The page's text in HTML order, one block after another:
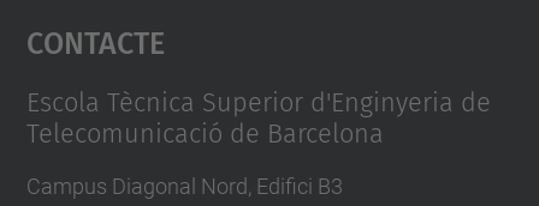
powered by
Contacte
Escola Tècnica Superior d'Enginyeria de
Telecomunicació de Barcelona
Campus Diagonal Nord, Edifici B3